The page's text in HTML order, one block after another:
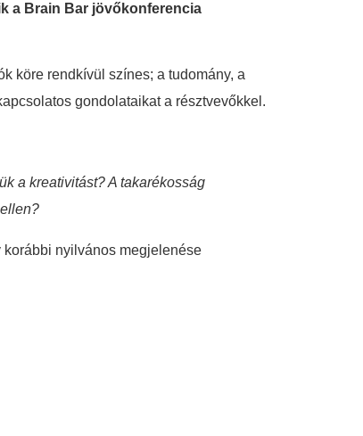
a Brain Bar jövőkonferencia
köre rendkívül színes; a tudomány, a
gondolataikat a résztvevőkkel.
a kreativitást? A takarékosság
nyilvános megjelenése